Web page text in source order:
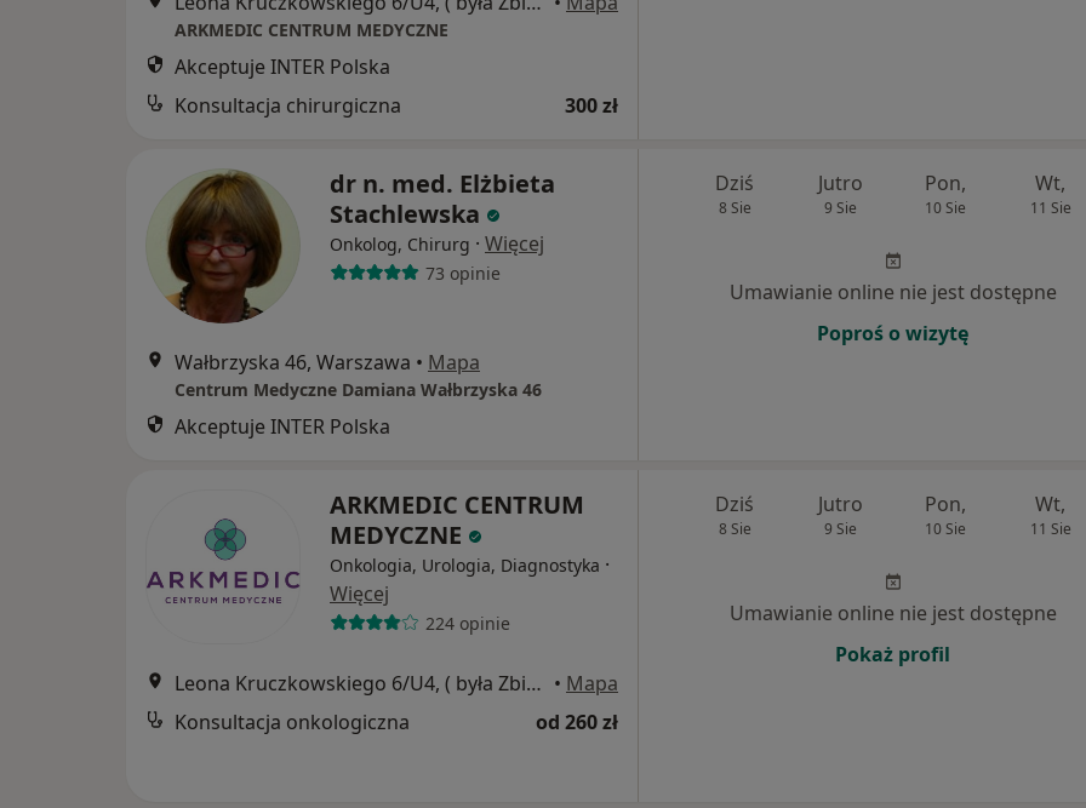
ARKMEDIC CENTRUM MEDYCZNE
Akceptuje INTER Polska
Konsultacja chirurgiczna
300 zł
dr n. med. Elżbieta
Stachlewska
Onkolog, Chirurg · Więcej
73 opinie
Wałbrzyska 46, Warszawa • Mapa
Centrum Medyczne Damiana Wałbrzyska 46
Akceptuje INTER Polska
Dziś
8 Sie
Jutro
9 Sie
Pon,
10 Sie
Wt,
11 Sie
Umawianie online nie jest dostępne
Poproś o wizytę
ARKMEDIC CENTRUM
MEDYCZNE
Onkologia, Urologia, Diagnostyka ·
Więcej
224 opinie
Leona Kruczkowskiego 6/U4, ( była Zbigniewa Herberta), Warszawa • Mapa
Konsultacja onkologiczna
od 260 zł
Dziś
8 Sie
Jutro
9 Sie
Pon,
10 Sie
Wt,
11 Sie
Umawianie online nie jest dostępne
Pokaż profil